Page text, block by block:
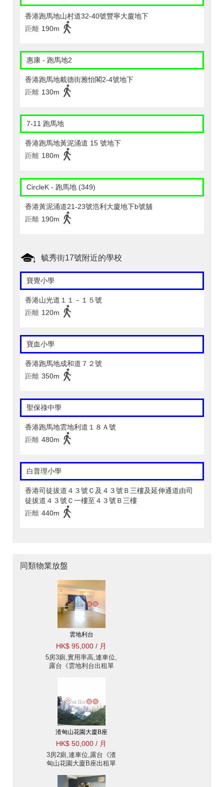
香港跑馬地山村道32-40號豐寧大廈地下
距離 190m
惠康 - 跑馬地2
香港跑馬地載德街雅怡閣2-4號地下
距離 130m
7-11 跑馬地
香港跑馬地黃泥涌道 15 號地下
距離 180m
CircleK - 跑馬地 (349)
香港黃泥涌道21-23號浩利大廈地下b號舖
距離 190m
毓秀街17號附近的學校
寶覺小學
香港山光道１１－１５號
距離 120m
寶血小學
香港跑馬地成和道７２號
距離 350m
聖保祿中學
香港跑馬地雲地利道１８Ａ號
距離 480m
白普理小學
香港司徒拔道４３號Ｃ及４３號Ｂ三樓及延伸通道由司
徒拔道４３號Ｃ一樓至４３號Ｂ三樓
距離 440m
同類物業放盤
雲地利台
HK$ 95,000 / 月
5房3廁,實用率高,連車位,
露台《雲地利台出租單
渣甸山花園大廈B座
HK$ 50,000 / 月
3房2廁,連車位,露台《渣
甸山花園大廈B座出租單